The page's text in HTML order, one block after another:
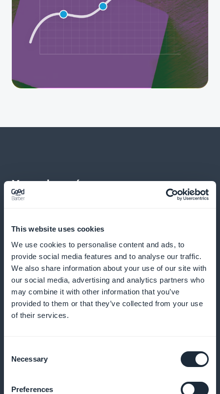
This website uses cookies
We use cookies to personalise content and ads, to
provide social media features and to analyse our traffic.
We also share information about your use of our site with
our social media, advertising and analytics partners who
may combine it with other information that you’ve
provided to them or that they’ve collected from your use
of their services.
Selection
Necessary
Preferences
Y mucho más
Control rápido activado
Permitir la compra inmediata sin tener que pasar por
la ficha de producto, para agilizar el proceso de